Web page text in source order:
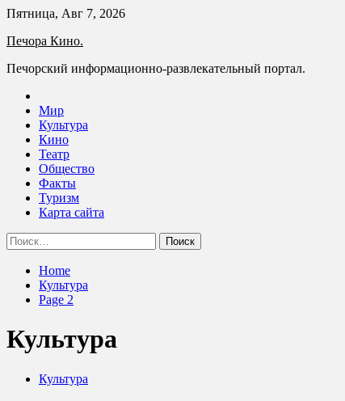
Skip
content
Пятница, Авг 7, 2026
Печора Кино.
Печорский информационно-развлекательный портал.
Мир
Культура
Кино
Театр
Общество
Факты
Туризм
Карта сайта
Найти:
Home
Культура
Page 2
Культура
Культура